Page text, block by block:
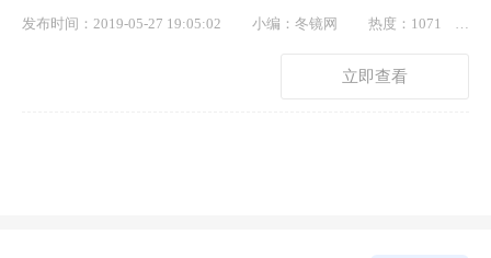
发布时间：2019-05-27 19:05:02 小编：冬镜网
热度：1071
立即查看